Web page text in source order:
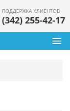
ПОДДЕРЖКА КЛИЕНТОВ
(342) 255-42-17